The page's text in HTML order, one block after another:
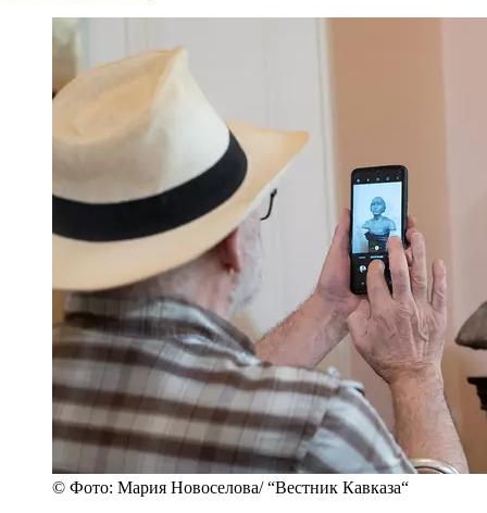
© Фото: Мария Новоселова/ “Вестник Кавказа“